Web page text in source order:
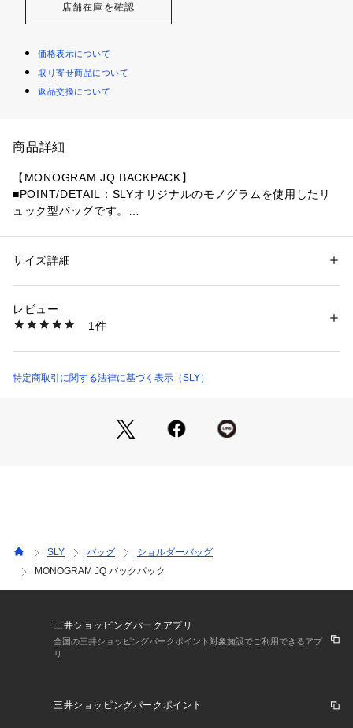
店舗在庫を確認
価格表示について
取り寄せ商品について
返品交換について
商品詳細
【MONOGRAM JQ BACKPACK】
■POINT/DETAIL：SLYオリジナルのモノグラムを使用したリ
ュック型バッグです。
■FABRIC/MATERIAL：オリジナルのジャガード生地と合成皮
・合成樹脂を使用しています。
・汚れが付着したままの放置は劣化を早めますのでご注意下さ
[注意事項]
※画像の商品はサンプルです。実際の商品と仕様、加工が若干
※画像の商品は光の照射や角度、お使いのモニター環境によ
り、実物と色味が異なる場合がございます。
※着用、お取り扱いの際は、アテンションタグをご確認くださ
日や店頭発売と前後する場合もございます。
性別：レディース
素材：(本体)ポリエステル:100(別布)合成皮革
洗濯：-
※詳しい洗濯方法については、商品の品質表示タグをご覧ください
030IAZ55-2391 （ショップ）
サイズ詳細
レビュー
1件
特定商取引に関する法律に基づく表示（SLY）
SLY バッグ
ショルダーバッグ
MONOGRAM JQ バックパック
三井ショッピングパークアプリ
全国の三井ショッピングパークポイント対象施設でご利用できるアプ
リ
三井ショッピングパークポイント